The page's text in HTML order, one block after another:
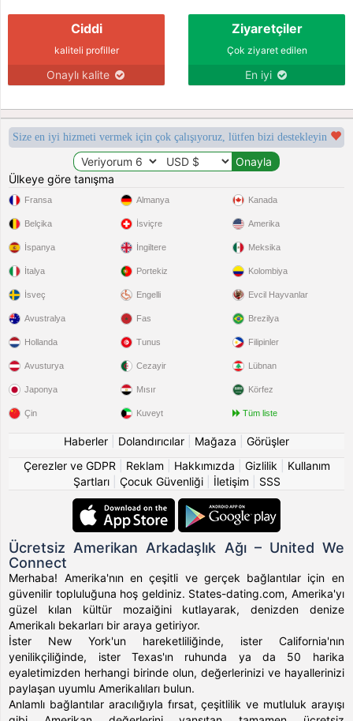
Ciddi
kaliteli profiller
Onaylı kalite
Ziyaretçiler
Çok ziyaret edilen
En iyi
Size en iyi hizmeti vermek için çok çalışıyoruz, lütfen bizi destekleyin
Ülkeye göre tanışma
Fransa
Belçika
İspanya
İtalya
İsveç
Almanya
İsviçre
İngiltere
Portekiz
Engelli
Kanada
Amerika
Meksika
Kolombiya
Evcil Hayvanlar
Avustralya
Hollanda
Avusturya
Japonya
Çin
Fas
Tunus
Cezayir
Mısır
Kuveyt
Brezilya
Filipinler
Lübnan
Körfez
Tüm liste
Haberler Dolandırıcılar Mağaza
Görüşler
Çerezler ve GDPR
Reklam Hakkımızda Gizlilik
Kullanım
Şartları| Çocuk Güvenliği| İletişim SSS
Ücretsiz Amerikan Arkadaşlık Ağı – United We
Connect
Merhaba! Amerika'nın en çeşitli ve gerçek bağlantılar için en
güvenilir topluluğuna hoş geldiniz. States-dating.com, Amerika'yı
güzel kılan kültür mozaiğini kutlayarak, denizden denize
Amerikalı bekarları bir araya getiriyor.
İster New York'un hareketliliğinde, ister California'nın
yenilikçiliğinde, ister Texas'ın ruhunda ya da 50 harika
eyaletimizden herhangi birinde olun, değerlerinizi ve hayallerinizi
paylaşan uyumlu Amerikalıları bulun.
Anlamlı bağlantılar aracılığıyla fırsat, çeşitlilik ve mutluluk arayışı